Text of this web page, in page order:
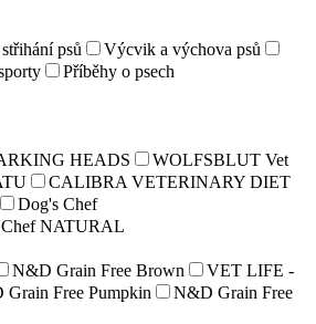
psů
Výcvik a výchova psů
Příběhy o psech
HEADS
WOLFSBLUT Vet
CALIBRA VETERINARY DIET
Dog's Chef
NATURAL
N&D Grain Free Brown
VET LIFE -
Grain Free Pumpkin
N&D Grain Free